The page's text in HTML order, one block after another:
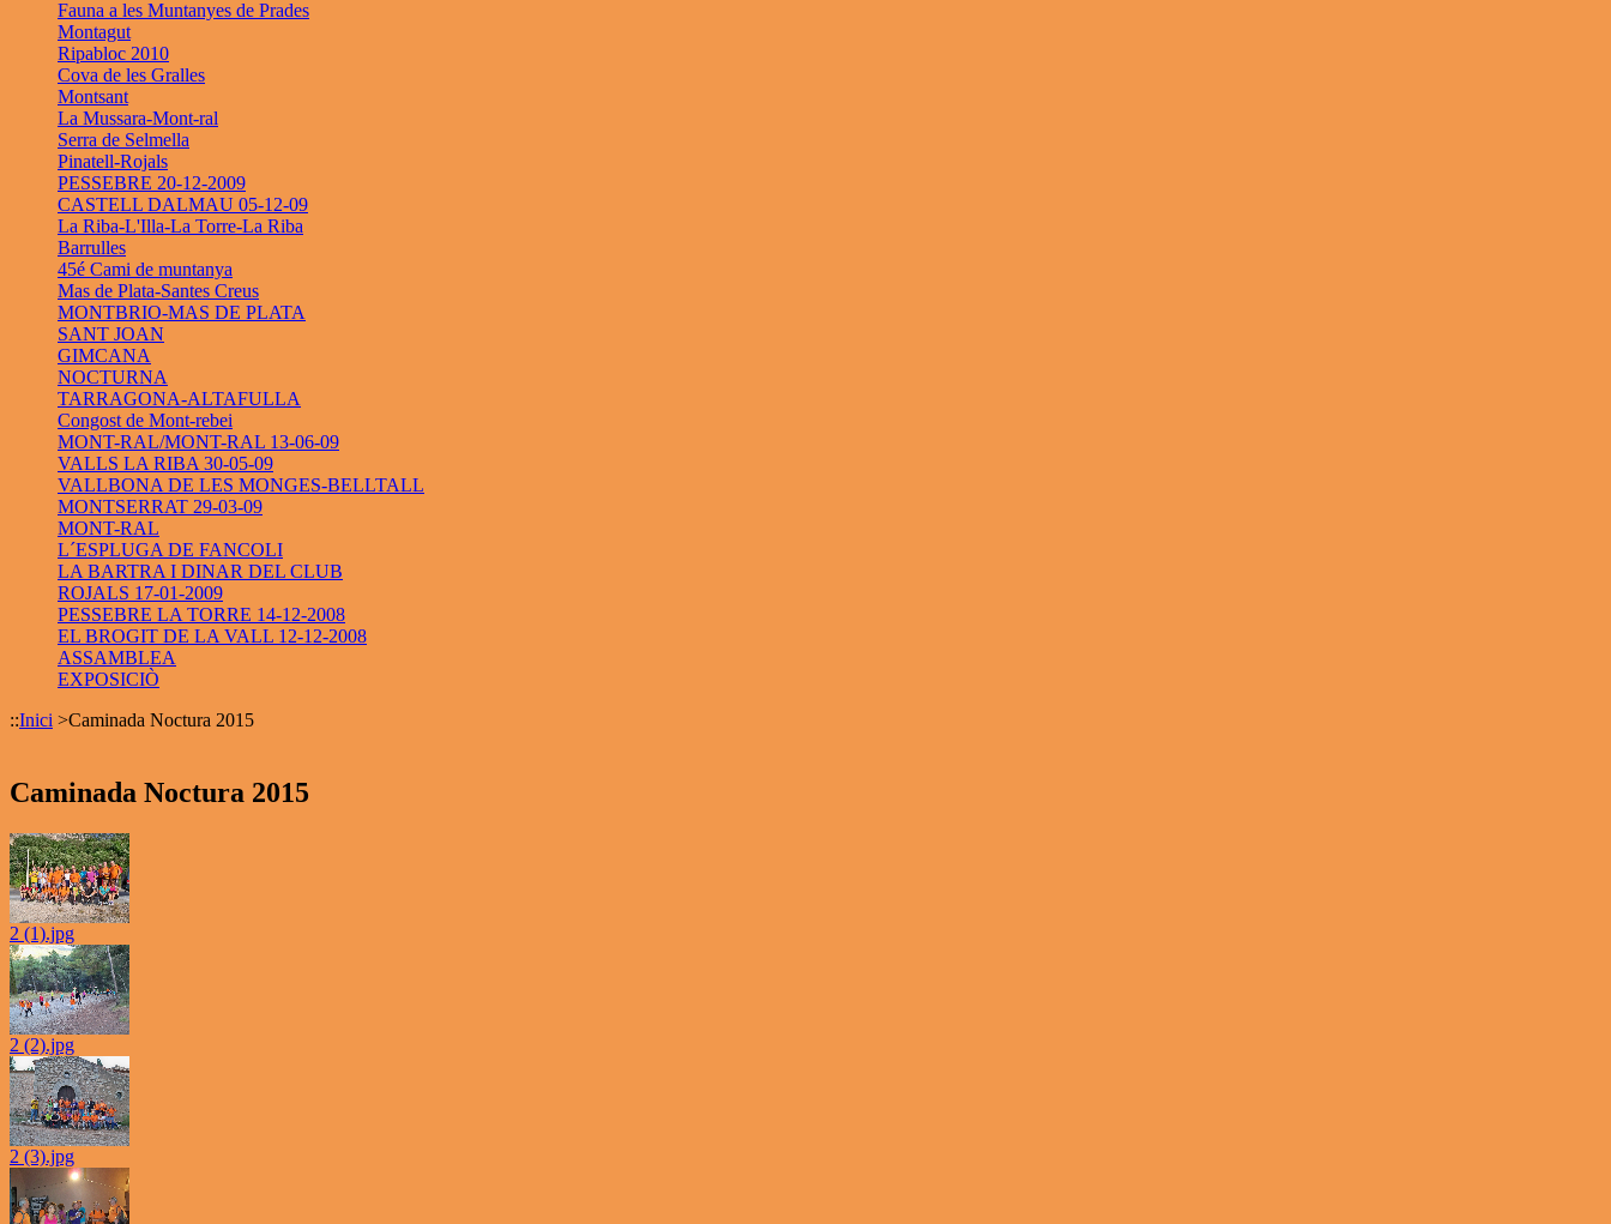
Fauna a les Muntanyes de Prades
Montagut
Ripabloc 2010
Cova de les Gralles
Montsant
La Mussara-Mont-ral
Serra de Selmella
Pinatell-Rojals
PESSEBRE 20-12-2009
CASTELL DALMAU 05-12-09
La Riba-L'Illa-La Torre-La Riba
Barrulles
45é Cami de muntanya
Mas de Plata-Santes Creus
MONTBRIO-MAS DE PLATA
SANT JOAN
GIMCANA
NOCTURNA
TARRAGONA-ALTAFULLA
Congost de Mont-rebei
MONT-RAL/MONT-RAL 13-06-09
VALLS LA RIBA 30-05-09
VALLBONA DE LES MONGES-BELLTALL
MONTSERRAT 29-03-09
MONT-RAL
L´ESPLUGA DE FANCOLI
LA BARTRA I DINAR DEL CLUB
ROJALS 17-01-2009
PESSEBRE LA TORRE 14-12-2008
EL BROGIT DE LA VALL 12-12-2008
ASSAMBLEA
EXPOSICIÒ
::Inici >Caminada Noctura 2015
Caminada Noctura 2015
2 (1).jpg
2 (2).jpg
2 (3).jpg